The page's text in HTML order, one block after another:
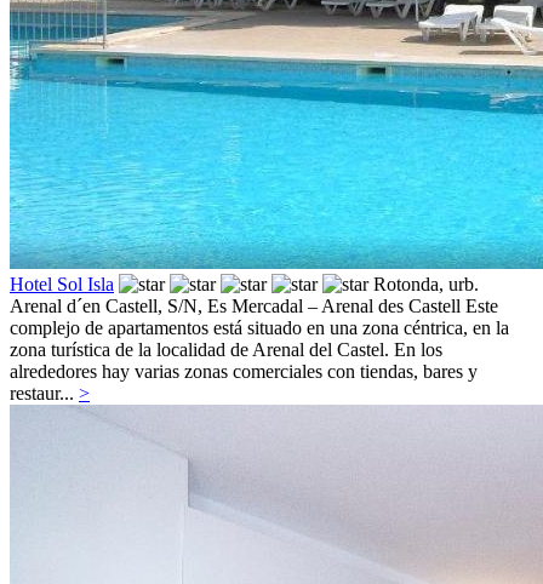
Hotel Sol Isla
Rotonda, urb.
Arenal d´en Castell, S/N, Es Mercadal – Arenal des Castell Este
complejo de apartamentos está situado en una zona céntrica, en la
zona turística de la localidad de Arenal del Castel. En los
alrededores hay varias zonas comerciales con tiendas, bares y
restaur... >